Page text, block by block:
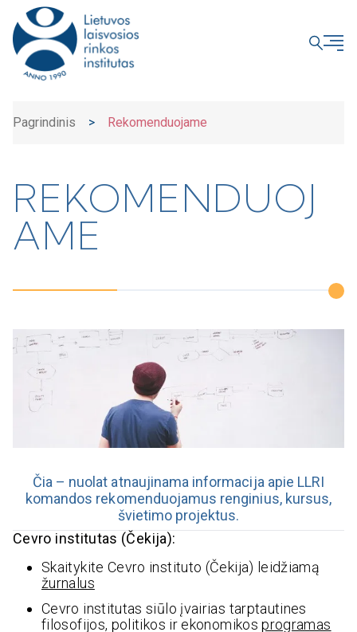
Pagrindinis > Rekomenduojame
REKOMENDUOJ
AME
Čia – nuolat atnaujinama informacija apie LLRI
komandos rekomenduojamus renginius, kursus,
švietimo projektus.
Cevro institutas (Čekija):
Skaitykite Cevro instituto (Čekija) leidžiamą
žurnalus
Cevro institutas siūlo įvairias tarptautines
filosofijos, politikos ir ekonomikosprogramas
UŽDARYTI